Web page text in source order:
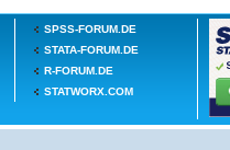
SPSS-FORUM.DE
STATA-FORUM.DE
R-FORUM.DE
STATWORX.COM